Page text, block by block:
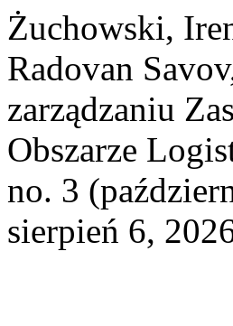
Żuchowski,
Radovan
zarządzaniu
Obszarze
no. 3
sierpień 6,